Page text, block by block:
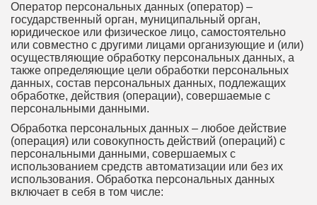
Оператор персональных данных (оператор) –
государственный орган, муниципальный орган,
юридическое или физическое лицо, самостоятельно
или совместно с другими лицами организующие и (или)
осуществляющие обработку персональных данных, а
также определяющие цели обработки персональных
данных, состав персональных данных, подлежащих
обработке, действия (операции), совершаемые с
персональными данными.
Обработка персональных данных – любое действие
(операция) или совокупность действий (операций) с
персональными данными, совершаемых с
использованием средств автоматизации или без их
использования. Обработка персональных данных
включает в себя в том числе: